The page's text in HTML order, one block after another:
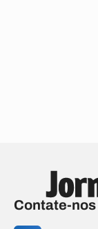
Contate-nos